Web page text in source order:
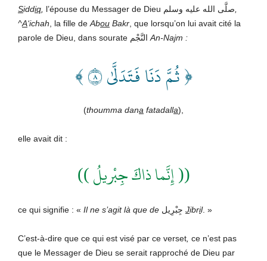
Siddiq l’épouse du Messager de Dieu صلَّى الله عليه وسلم
^A‘ichah , la fille de Abou Bakr , que lorsqu’on lui avait cité la
An-Najm :
﴿ ثُمَّ دَنَا فَتَدَلَّىٰ ٨ ﴾
(thoumma dana fatadalla),
elle avait dit :
(( إِنَّما ذاكَ جِبْريلُ ))
ce qui signifie : « Il ne s’agit là que de جِبْرِيل Jibril. »
C’est-à-dire que ce qui est visé par ce verset, ce n’est pas
que le Messager de Dieu se serait rapproché de Dieu par